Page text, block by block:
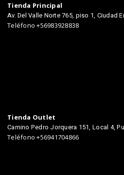
Tienda Principal
Av. Del Valle Norte 765, piso 1, Ciudad
Teléfono +56983928838
Tienda Outlet
Camino Pedro Jorquera 151, Local 4,
Teléfono +56941704866